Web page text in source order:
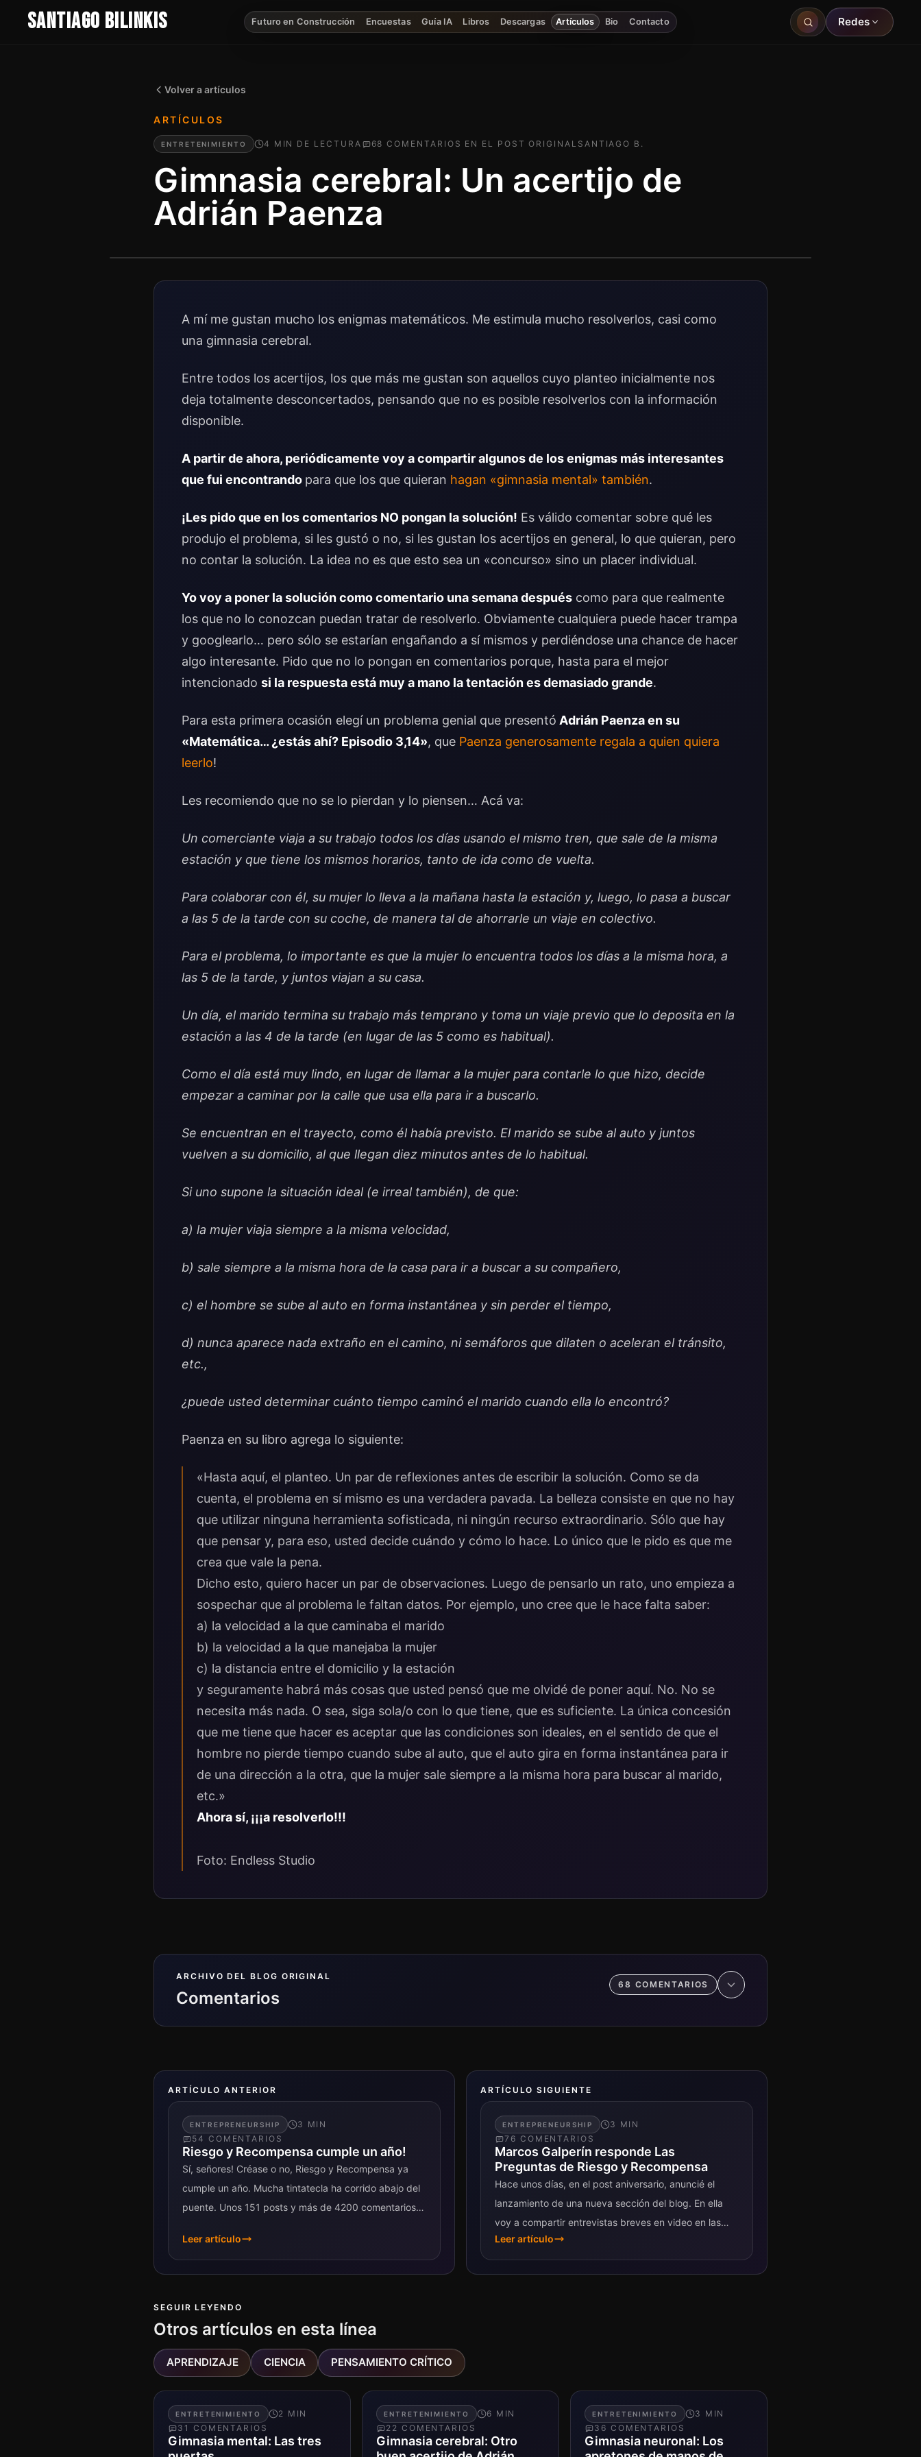
SANTIAGO BILINKIS Futuro en Construcción Encuestas Guía IA Libros Descargas Artículos Bio Contacto Redes
Volver a artículos
ARTÍCULOS
ENTRETENIMIENTO 4 MIN DE LECTURA 68 COMENTARIO S EN EL POST ORIGINAL SANTIAGO B.
Gimnasia cerebral: Un acertijo de
Adrián Paenza
A mí me gustan mucho los enigmas matemáticos. Me estimula mucho resolverlos, casi como
una gimnasia cerebral.
Entre todos los acertijos, los que más me gustan son aquellos cuyo planteo inicialmente nos
deja totalmente desconcertados, pensando que no es posible resolverlos con la información
disponible.
A partir de ahora, periódicamente voy a compartir algunos de los enigmas más interesantes
que fui encontrando para que los que quieran hagan «gimnasia mental» también.
¡Les pido que en los comentarios NO pongan la solución! Es válido comentar sobre qué les
produjo el problema, si les gustó o no, si les gustan los acertijos en general, lo que quieran, pero
no contar la solución. La idea no es que esto sea un «concurso» sino un placer individual.
Yovoy a poner la solución como comentario una semana después como para que realmente
los que no lo conozcan puedan tratar de resolverlo. Obviamente cualquiera puede hacer trampa
y googlearlo… pero sólo se estarían engañando a sí mismos y perdiéndose una chance de hacer
algo interesante. Pido que no lo pongan en comentarios porque, hasta para el mejor
intencionado si la respuesta está muy a mano la tentación es demasiado grande.
Para esta primera ocasión elegí un problema genial que presentó Adrián Paenza en su
«Matemática… ¿estás ahí? Episodio 3,14», que Paenza generosamente regala a quien quiera
leerlo!
Les recomiendo que no se lo pierdan y lo piensen… Acá va:
Un comerciante viaja a su trabajo todos los días usando el mismo tren, que sale de la misma
estación y que tiene los mismos horarios, tanto de ida como de vuelta.
Para colaborar con él, su mujer lo lleva a la mañana hasta la estación y, luego, lo pasa a buscar
a las 5 de la tarde con su coche, de manera tal de ahorrarle un viaje en colectivo.
Para el problema, lo importante es que la mujer lo encuentra todos los días a la misma hora, a
las 5 de la tarde, y juntos viajan a su casa.
Un día, el marido termina su trabajo más temprano y toma un viaje previo que lo deposita en la
estación a las 4 de la tarde (en lugar de las 5 como es habitual).
Como el día está muy lindo, en lugar de llamar a la mujer para contarle lo que hizo, decide
empezar a caminar por la calle que usa ella para ir a buscarlo.
Se encuentran en el trayecto, como él había previsto. El marido se sube al auto y juntos
vuelven a su domicilio, al que llegan diez minutos antes de lo habitual.
Si uno supone la situación ideal (e irreal también), de que:
a) la mujer viaja siempre a la misma velocidad,
b) sale siempre a la misma hora de la casa para ir a buscar a su compañero,
c) el hombre se sube al auto en forma instantánea y sin perder el tiempo,
d) nunca aparece nada extraño en el camino, ni semáforos que dilaten o aceleran el tránsito,
etc.,
¿puede usted determinar cuánto tiempo caminó el marido cuando ella lo encontró?
Paenza en su libro agrega lo siguiente:
«Hasta aquí, el planteo. Un par de reflexiones antes de escribir la solución. Como se da
cuenta, el problema en sí mismo es una verdadera pavada. La belleza consiste en que no hay
que utilizar ninguna herramienta sofisticada, ni ningún recurso extraordinario. Sólo que hay
que pensar y, para eso, usted decide cuándo y cómo lo hace. Lo único que le pido es que me
crea que vale la pena.
Dicho esto, quiero hacer un par de observaciones. Luego de pensarlo un rato, uno empieza a
sospechar que al problema le faltan datos. Por ejemplo, uno cree que le hace falta saber:
a) la velocidad a la que caminaba el marido
b) la velocidad a la que manejaba la mujer
c) la distancia entre el domicilio y la estación
y seguramente habrá más cosas que usted pensó que me olvidé de poner aquí. No. No se
necesita más nada. O sea, siga sola/o con lo que tiene, que es suficiente. La única concesión
que me tiene que hacer es aceptar que las condiciones son ideales, en el sentido de que el
hombre no pierde tiempo cuando sube al auto, que el auto gira en forma instantánea para ir
de una dirección a la otra, que la mujer sale siempre a la misma hora para buscar al marido,
etc.»
Ahora sí, ¡¡¡a resolverlo!!!
Foto: Endless Studio
ARCHIVO DEL BLOG ORIGINAL
Comentarios
68 COMENTARIOS
ARTÍCULO ANTERIOR
ENTREPRENEURSHIP 3 MIN
54 COMENTARIO S
Riesgo y Recompensa cumple un año!
Sí, señores! Créase o no, Riesgo y Recompensa ya
cumple un año. Mucha tintatecla ha corrido abajo del
puente. Unos 151 posts y más de 4200 comentarios
Leer artículo
ARTÍCULO SIGUIENTE
ENTREPRENEURSHIP 3 MIN
76 COMENTARIO S
Marcos Galperín responde Las
Preguntas de Riesgo y Recompensa
Hace unos días, en el post aniversario, anuncié el
lanzamiento de una nueva sección del blog. En ella
voy a compartir entrevistas breves en video en las
que...
Leer artículo
SEGUIR LEYENDO
Otros artículos en esta línea
APRENDIZAJE CIENCIA PENSAMIENTO CRÍTICO
ENTRETENIMIENTO 2 MIN
31 COMENTARIO S
Gimnasia mental: Las tres
ENTRETENIMIENTO 6 MIN
22 COMENTARIO S
Gimnasia cerebral: Otro
ENTRETENIMIENTO 3 MIN
36 COMENTARIO S
Gimnasia neuronal: Los